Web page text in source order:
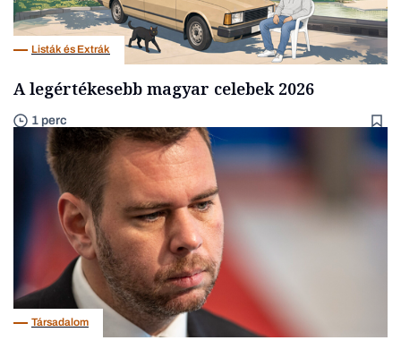
Listák és Extrák
A legértékesebb magyar celebek 2026
1 perc
Társadalom